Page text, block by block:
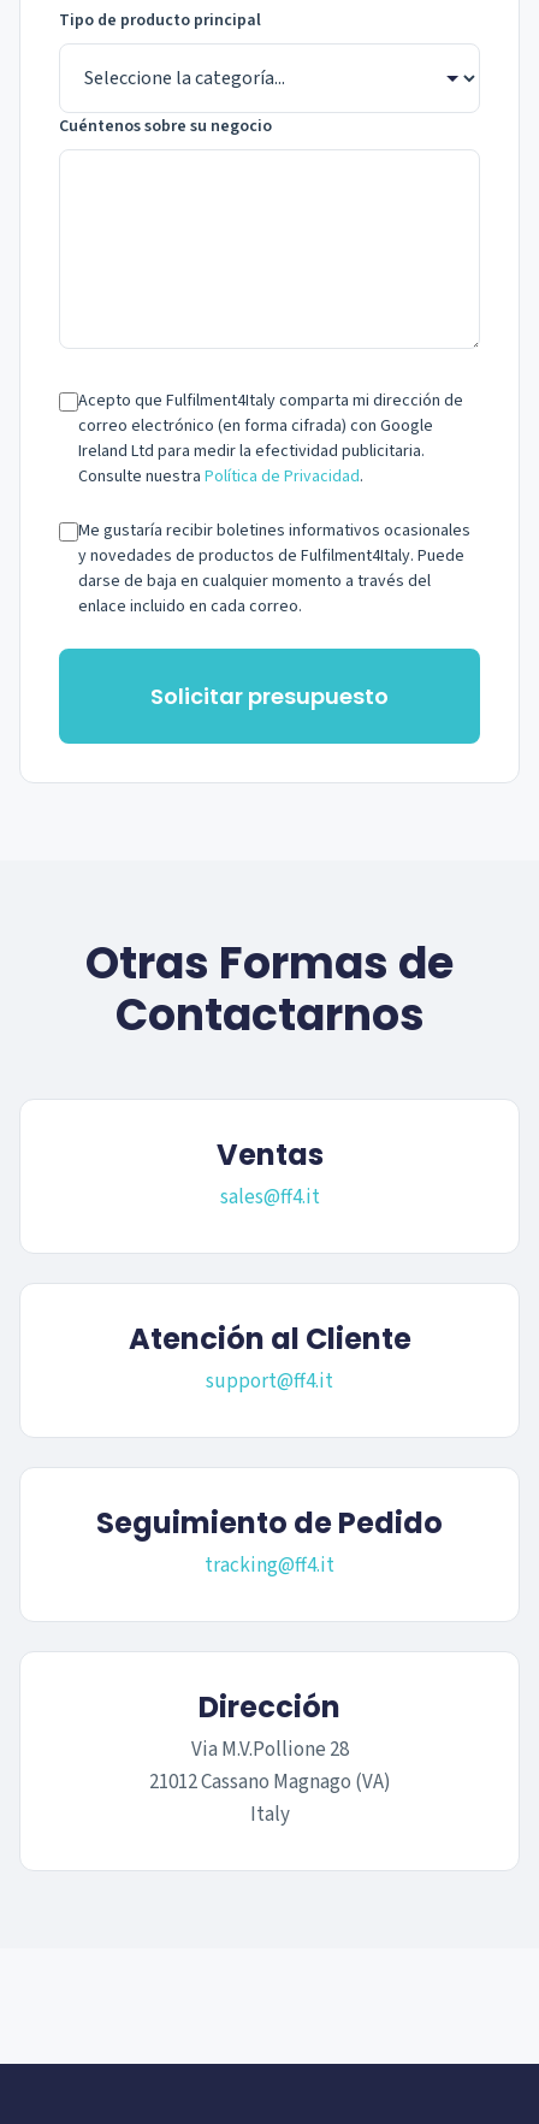
Tipo de producto principal
Cuéntenos sobre su negocio
Acepto que Fulfilment4Italy comparta mi dirección de
correo electrónico (en forma cifrada) con Google
Ireland Ltd para medir la efectividad publicitaria.
Consulte nuestra Política de Privacidad.
Me gustaría recibir boletines informativos ocasionales
y novedades de productos de Fulfilment4Italy. Puede
darse de baja en cualquier momento a través del
enlace incluido en cada correo.
Solicitar presupuesto
Otras Formas de
Contactarnos
Ventas
sales@ff4.it
Atención al Cliente
support@ff4.it
Seguimiento de Pedido
tracking@ff4.it
Dirección
Via M.V.Pollione 28
21012 Cassano Magnago (VA)
Italy